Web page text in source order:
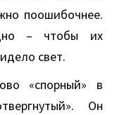
поошибочнее.
– чтобы их
свет.
«спорный» в
Он